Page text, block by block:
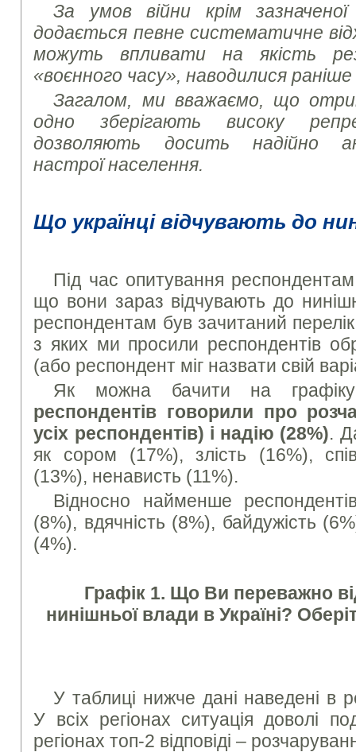
За умов війни крім
додається певне систематичне
можуть впливати на якість
«воєнного часу», наводилися
Загалом, ми вважаємо, що
одно зберігають високу
дозволяють досить надійно
настрої населення.
Що українці відчувають до
Під час опитування
що вони зараз відчувають до
респондентам був зачитаний
з яких ми просили респондентів
(або респондент міг назвати свій
Як можна бачити на
респондентів говорили про
усіх респондентів) і надію (28%).
як сором (17%), злість (16%),
(13%), ненависть (11%).
Відносно найменше
(8%), вдячність (8%), байдужість
(4%).
Графік 1. Що Ви переважно
нинішньої влади в Україні?
У таблиці нижче дані наведені в
У всіх регіонах ситуація доволі
регіонах топ-2 відповіді –